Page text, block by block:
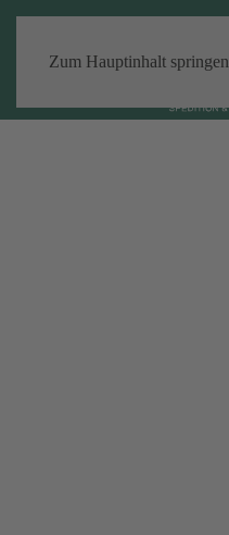
Zum Hauptinhalt springen